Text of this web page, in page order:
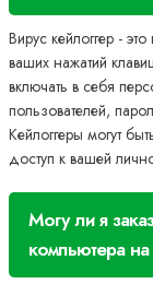
Вирус кейлоггер -
ваших нажатий
включать в себя
пользователей,
Кейлоггеры могут
доступ к вашей
Могу ли я
компьютера